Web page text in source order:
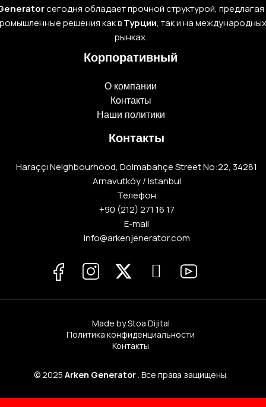
сегодня обладает прочной структурой, предлагая
решения как вТурции, так и на международных
рынках.
Корпоративный
О компании
Контакты
Наши политики
Контакты
Haraççı Neighbourhood, Dolmabahçe Street No:22, 34281
Arnavutköy / Istanbul
Телефон
+90 (212) 271 16 17
E-mail
info@arkenjenerator.com
© 2025 Arken Generator. Все права защищены.
Made by Stoa Dijital
Политика конфиденциальности
Контакты